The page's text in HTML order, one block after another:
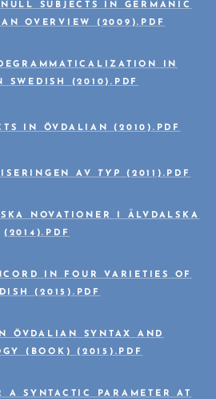
SUBJECTS IN GERMANIC
AN OVERVIEW (2009).PDF
IN
SWEDISH (2010).PDF
IN ÖVDALIAN (2010).PDF
AV TYP (2011).PDF
NOVATIONER I ÄLVDALSKA
(2014).PDF
IN FOUR VARIETIES OF
(2015).PDF
ÖVDALIAN SYNTAX AND
(BOOK) (2015).PDF
A SYNTACTIC PARAMETER AT